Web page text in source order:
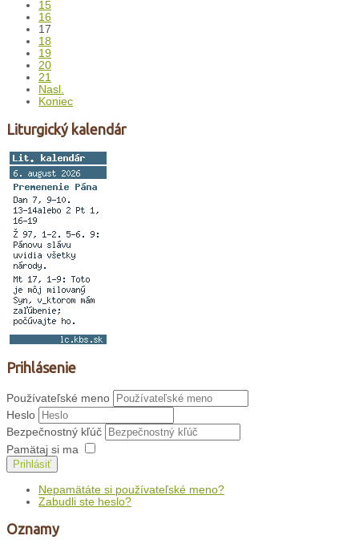
15
16
17
18
19
20
21
Nasl.
Koniec
Liturgický kalendár
Prihlásenie
Používateľské meno
Heslo
Bezpečnostný kľúč
Pamätaj si ma
Prihlásiť
Nepamätáte si používateľské meno?
Zabudli ste heslo?
Oznamy